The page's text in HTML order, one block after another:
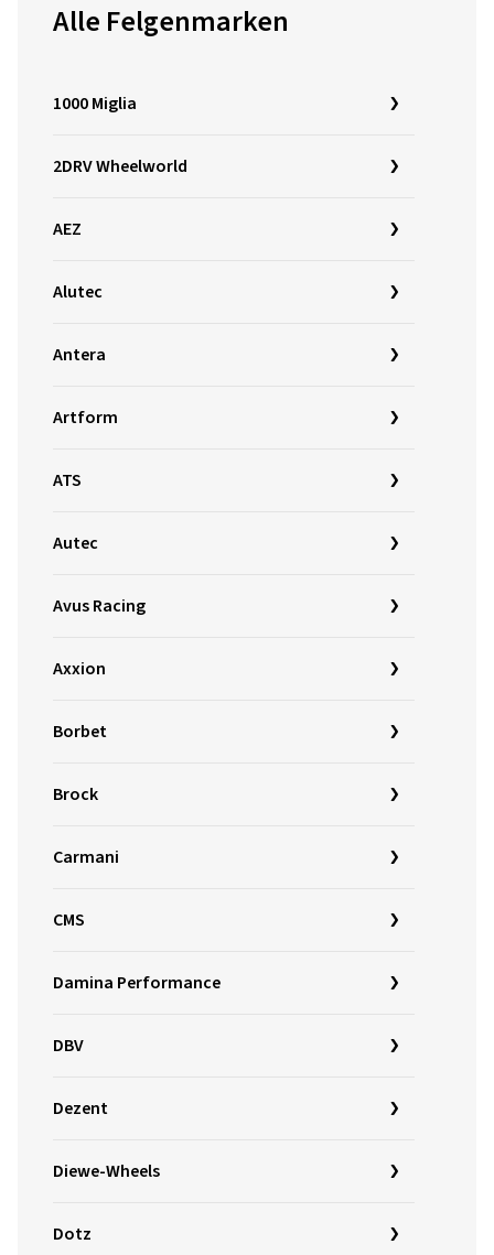
Alle Felgenmarken
1000 Miglia
2DRV Wheelworld
AEZ
Alutec
Antera
Artform
ATS
Autec
Avus Racing
Axxion
Borbet
Brock
Carmani
CMS
Damina Performance
DBV
Dezent
Diewe-Wheels
Dotz